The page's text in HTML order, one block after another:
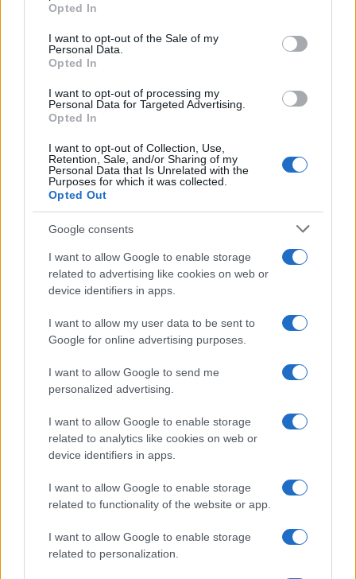
Opted In
I want to opt-out of the Sale of my
Personal Data.
Opted In
I want to opt-out of processing my
Personal Data for Targeted Advertising.
Opted In
I want to opt-out of Collection, Use,
Retention, Sale, and/or Sharing of my
Personal Data that Is Unrelated with the
Purposes for which it was collected.
Opted Out
Google consents
I want to allow Google to enable storage
related to advertising like cookies on web or
device identifiers in apps.
I want to allow my user data to be sent to
Google for online advertising purposes.
I want to allow Google to send me
personalized advertising.
I want to allow Google to enable storage
related to analytics like cookies on web or
device identifiers in apps.
I want to allow Google to enable storage
related to functionality of the website or app.
I want to allow Google to enable storage
related to personalization.
Yann Roubert : "
difficiles. Ce qui doit leur donner d'autant
plus de mérite. Très clairement, chapeau à
"
"Ce sont deux choses différentes"
Reste la question des affaires de
dépassement du salary cap qui entourent le
club.
Le président de la Ligue distingue
clairement les deux sujets : "
choses différentes et il est important de
reconnaître la qualité exceptionnelle du
Stade toulousain. Cela est absolument
indéniable et bravo à eux. On peut donc
reconnaître cette qualité exceptionnelle
sans affaiblir un principe essentiel : aucun
club, même le champion, ne peut être placé
en dehors du cadre commun."
Propos rapportés par Rugbyrama